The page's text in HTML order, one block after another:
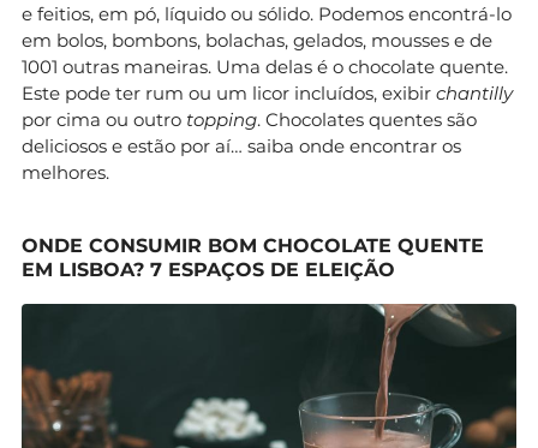
e feitios, em pó, líquido ou sólido. Podemos encontrá-lo
em bolos, bombons, bolachas, gelados, mousses e de
1001 outras maneiras. Uma delas é o chocolate quente.
Este pode ter rum ou um licor incluídos, exibir chantilly
por cima ou outro topping. Chocolates quentes são
deliciosos e estão por aí… saiba onde encontrar os
melhores.
ONDE CONSUMIR BOM CHOCOLATE QUENTE
EM LISBOA? 7 ESPAÇOS DE ELEIÇÃO